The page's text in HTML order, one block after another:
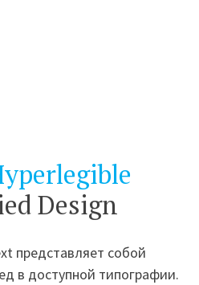
Design
представляет собой
в доступной типографии.